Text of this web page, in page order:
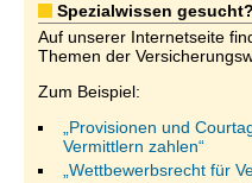
Spezialwissen gesucht?
Auf unserer Internetseite
Themen der
Zum Beispiel:
„Provisionen und
Vermittlern zahlen“
„Wettbewerbsrecht für